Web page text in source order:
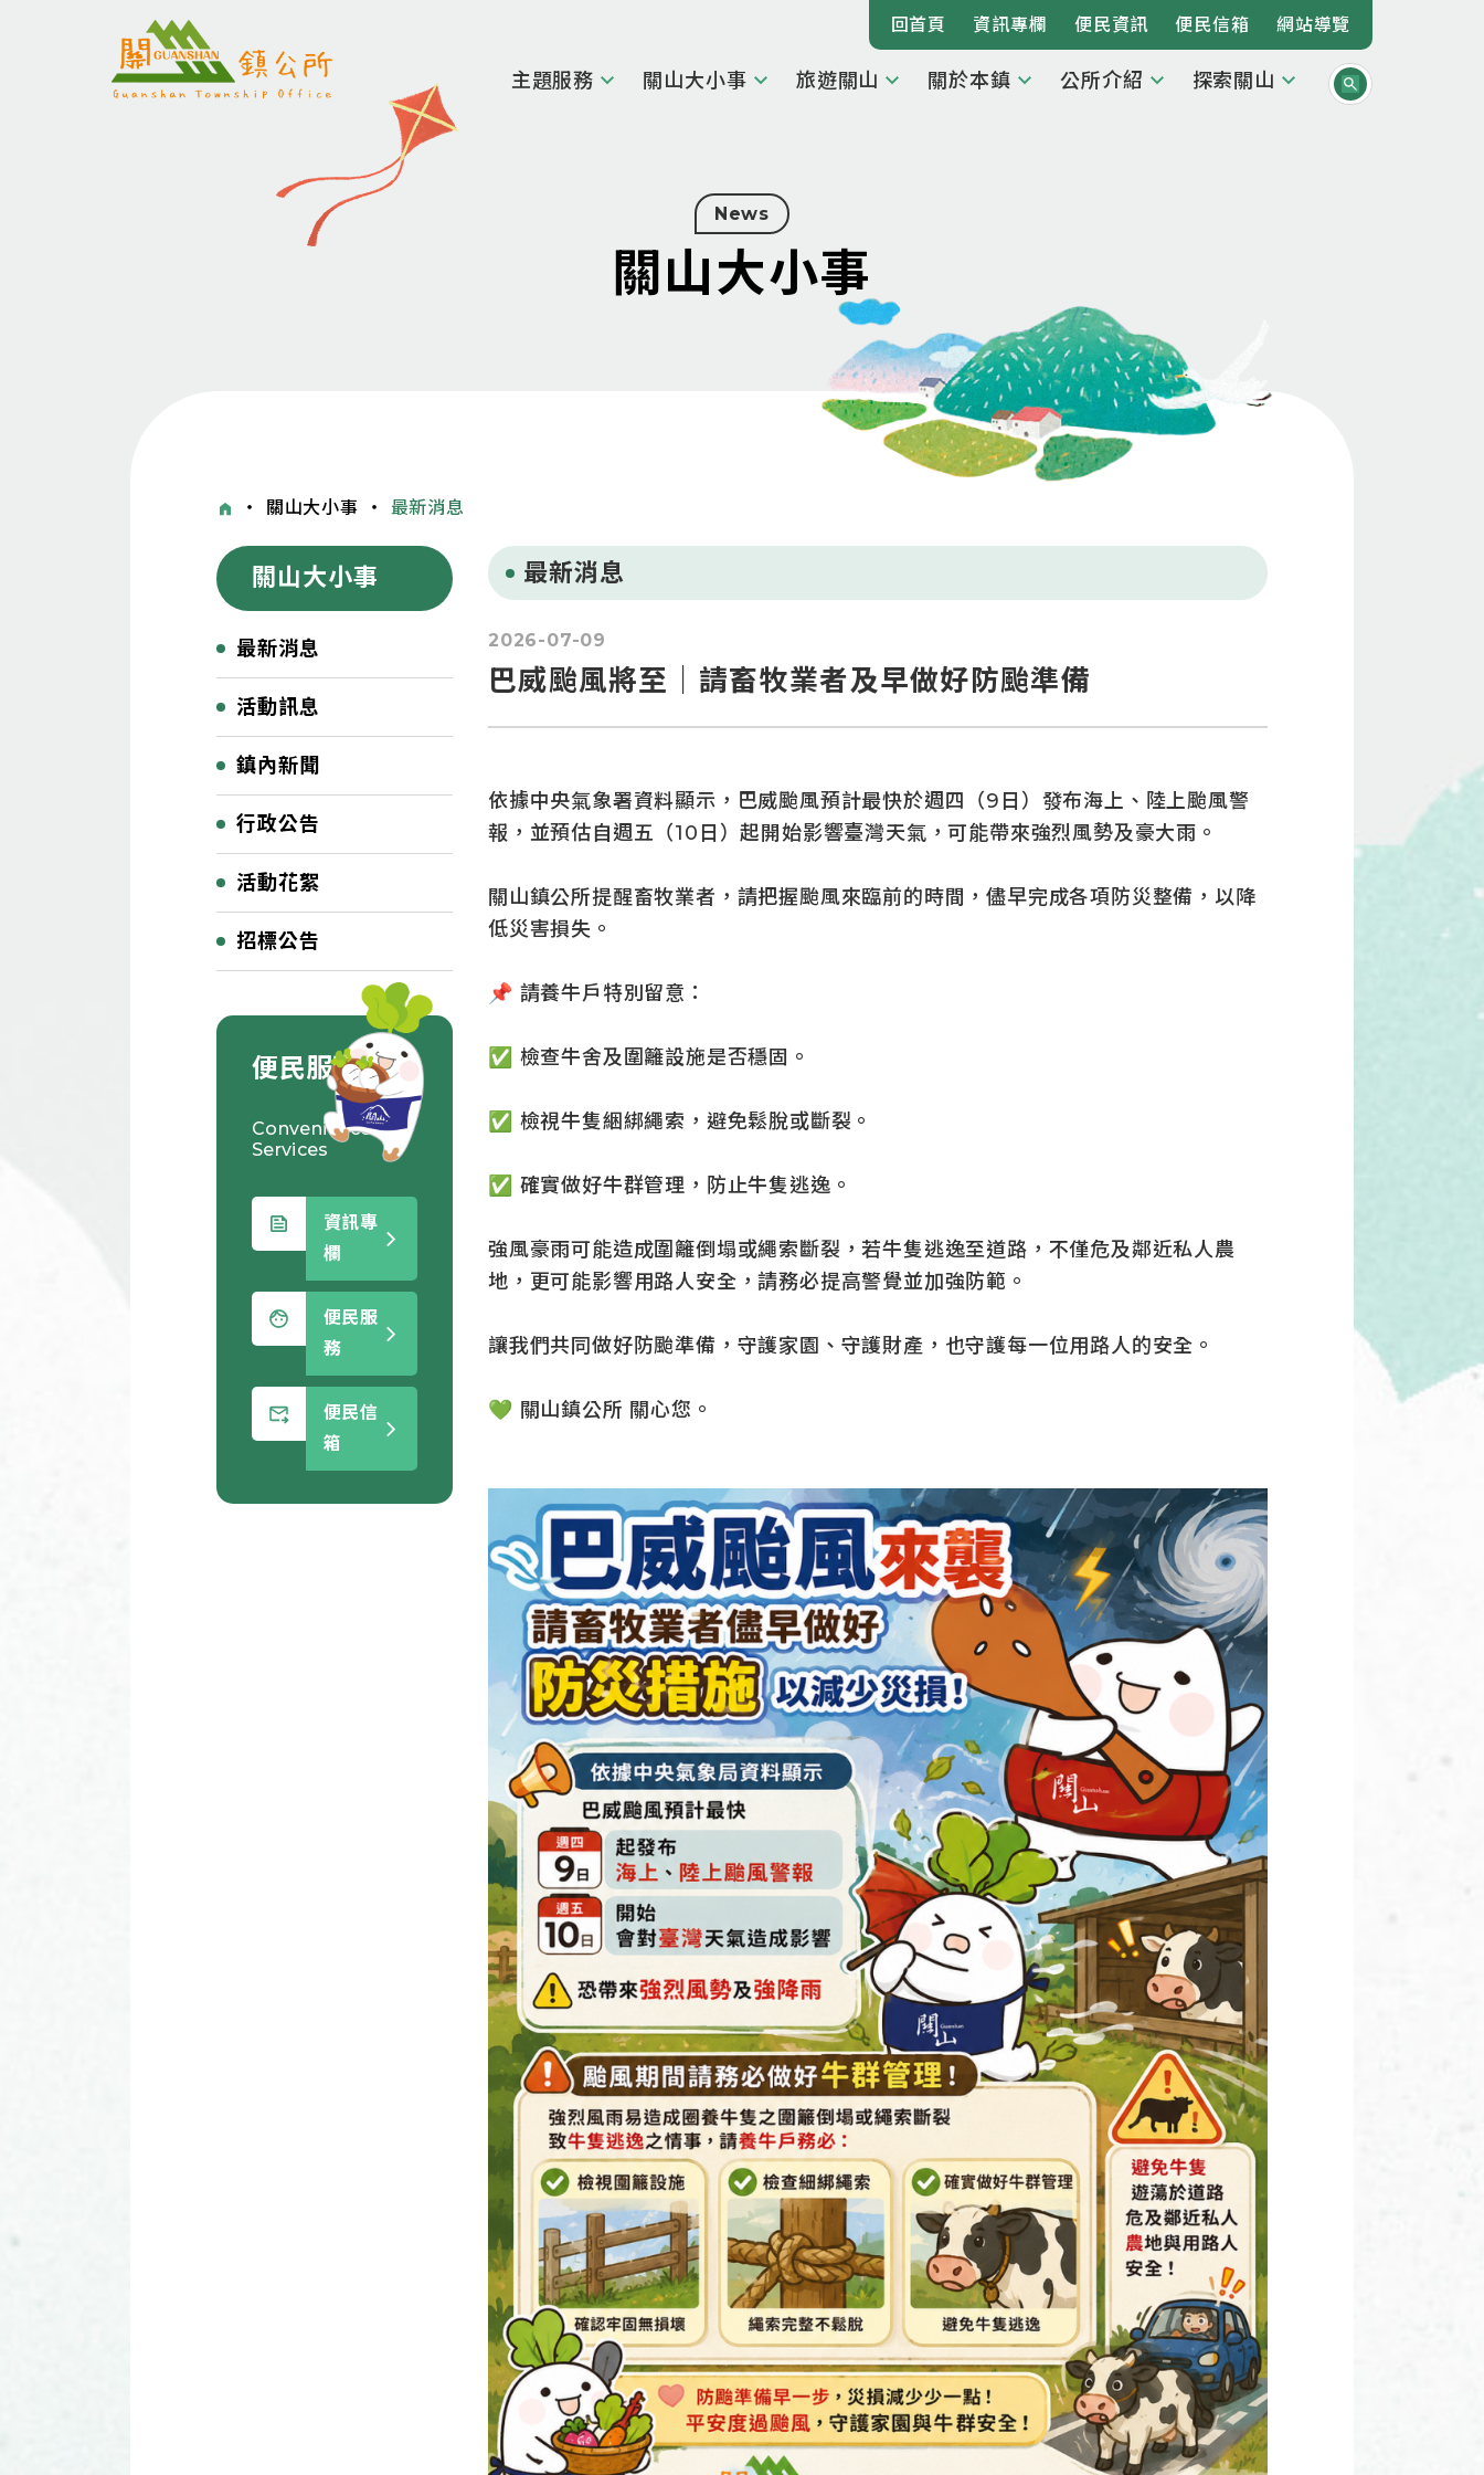
回首頁 資訊專欄 便民資訊 便民信箱 網站導覽
主題服務 關山大小事 旅遊關山 關於本鎮 公所介紹 探索關山
News
關山大小事
・ 關山大小事 ・ 最新消息
關山大小事
最新消息
活動訊息
鎮內新聞
行政公告
活動花絮
招標公告
便民服務
Convenience
Services
資訊專
欄
便民服
務
便民信
箱
最新消息
2026-07-09
巴威颱風將至｜請畜牧業者及早做好防颱準備
依據中央氣象署資料顯示，巴威颱風預計最快於週四（9日）發布海上、陸上颱風警
報，並預估自週五（10日）起開始影響臺灣天氣，可能帶來強烈風勢及豪大雨。
關山鎮公所提醒畜牧業者，請把握颱風來臨前的時間，儘早完成各項防災整備，以降
低災害損失。
📌 請養牛戶特別留意：
✅ 檢查牛舍及圍籬設施是否穩固。
✅ 檢視牛隻綑綁繩索，避免鬆脫或斷裂。
✅ 確實做好牛群管理，防止牛隻逃逸。
強風豪雨可能造成圍籬倒塌或繩索斷裂，若牛隻逃逸至道路，不僅危及鄰近私人農
地，更可能影響用路人安全，請務必提高警覺並加強防範。
讓我們共同做好防颱準備，守護家園、守護財產，也守護每一位用路人的安全。
💚 關山鎮公所 關心您。